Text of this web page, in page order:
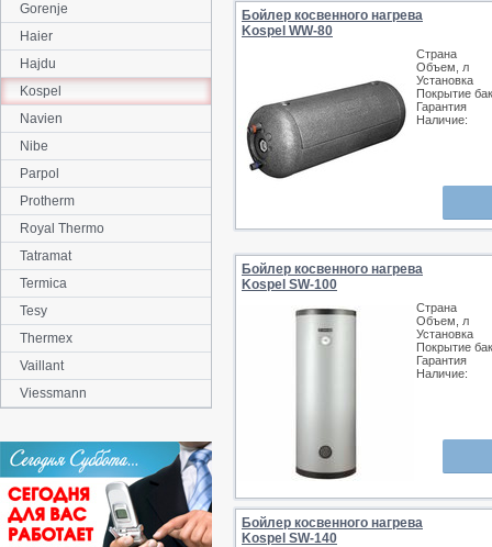
Бойлер косвенного нагрева
Kospel WW-80
Страна
Объем, л
Установка
Покрытие
Гарантия
Наличие:
Бойлер косвенного нагрева
Kospel SW-100
Страна
Объем, л
Установка
Покрытие
Гарантия
Наличие:
Бойлер косвенного нагрева
Kospel SW-140
Gorenje
Haier
Hajdu
Kospel
Navien
Nibe
Parpol
Protherm
Royal Thermo
Tatramat
Termica
Tesy
Thermex
Vaillant
Viessmann